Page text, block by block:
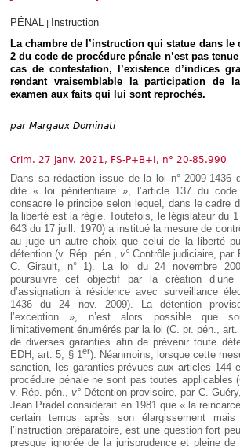
IT
PÉNAL
Instruction
La chambre de l’instruction qui statue dans le
2 du code de procédure pénale n’est pas
cas de contestation, l’existence d’indices
rendant vraisemblable la participation de
examen aux faits qui lui sont reprochés.
par Margaux Dominati
Crim. 27 janv. 2021, FS-P+B+I, n° 20-85.990
Dans sa rédaction issue de la loi n° 2009-1436
dite « loi pénitentiaire », l’article 137 du code
consacre le principe selon lequel, dans le cadre
la liberté est la règle. Toutefois, le législateur du
643 du 17 juill. 1970) a institué la mesure de
au juge un autre choix que celui de la liberté
détention (v. Rép. pén., v°Contrôle judiciaire, par
C. Girault, n° 1). La loi du 24 novembre
poursuivre cet objectif par la création d’une
d’assignation à résidence avec surveillance
1436 du 24 nov. 2009). La détention
l’exception », n’est alors possible que
limitativement énumérés par la loi (C. pr. pén.,
de diverses garanties afin de prévenir toute
EDH, art. 5, § 1 er). Néanmoins, lorsque cette
sanction, les garanties prévues aux articles 144
procédure pénale ne sont pas toutes applicables
v. Rép. pén.,v° Détention provisoire, par C.
Jean Pradel considérait en 1981 que « la
certain temps après son élargissement
l’instruction préparatoire, est une question fort
presque ignorée de la jurisprudence et pleine